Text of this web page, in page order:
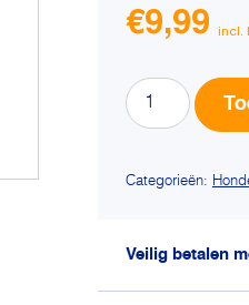
€9,99
Trixie
aap
aantal
Categorieën:
Veilig betalen